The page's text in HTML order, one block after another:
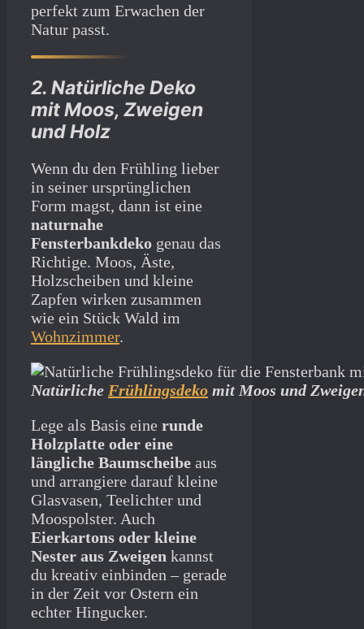
perfekt zum Erwachen der
Natur passt.
2. Natürliche Deko
mit Moos, Zweigen
und Holz
Wenn du den Frühling lieber
in seiner ursprünglichen
Form magst, dann ist eine
naturnahe
Fensterbankdeko genau das
Richtige. Moos, Äste,
Holzscheiben und kleine
Zapfen wirken zusammen
wie ein Stück Wald im
Wohnzimmer.
Natürliche Frühlingsdeko mit Moos und
Lege als Basis eine runde
Holzplatte oder eine
längliche Baumscheibe aus
und arrangiere darauf kleine
Glasvasen, Teelichter und
Moospolster. Auch
Eierkartons oder kleine
Nester aus Zweigen kannst
du kreativ einbinden – gerade
in der Zeit vor Ostern ein
echter Hingucker.